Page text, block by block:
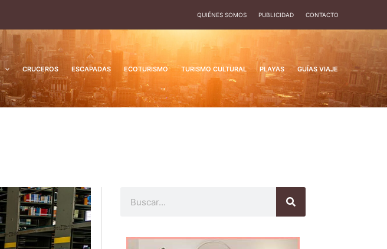
QUIÉNES SOMOS PUBLICIDAD CONTACTO
CRUCEROS ESCAPADAS ECOTURISMO TURISMO CULTURAL PLAYAS GUÍAS VIAJE